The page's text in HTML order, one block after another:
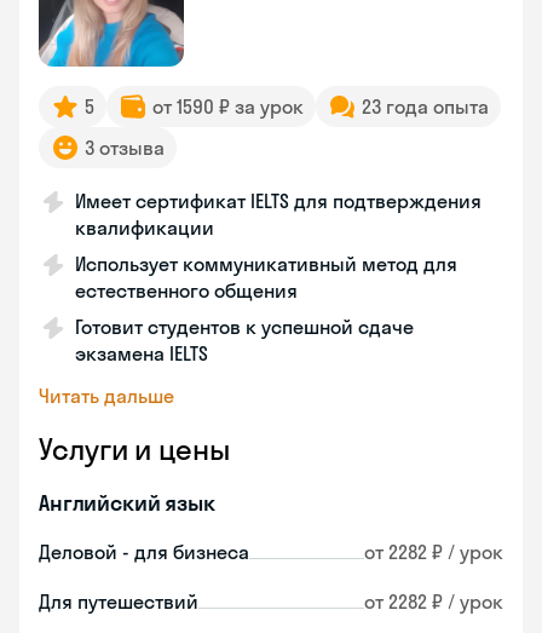
5 от 1590 ₽ за урок
23 года опыта
3 отзыва
Имеет сертификат IELTS для подтверждения
квалификации
Использует коммуникативный метод для
естественного общения
Готовит студентов к успешной сдаче
экзамена IELTS
Читать дальше
Услуги и цены
Английский язык
Деловой - для бизнеса от 2282 ₽ / урок
Для путешествий от 2282 ₽ / урок